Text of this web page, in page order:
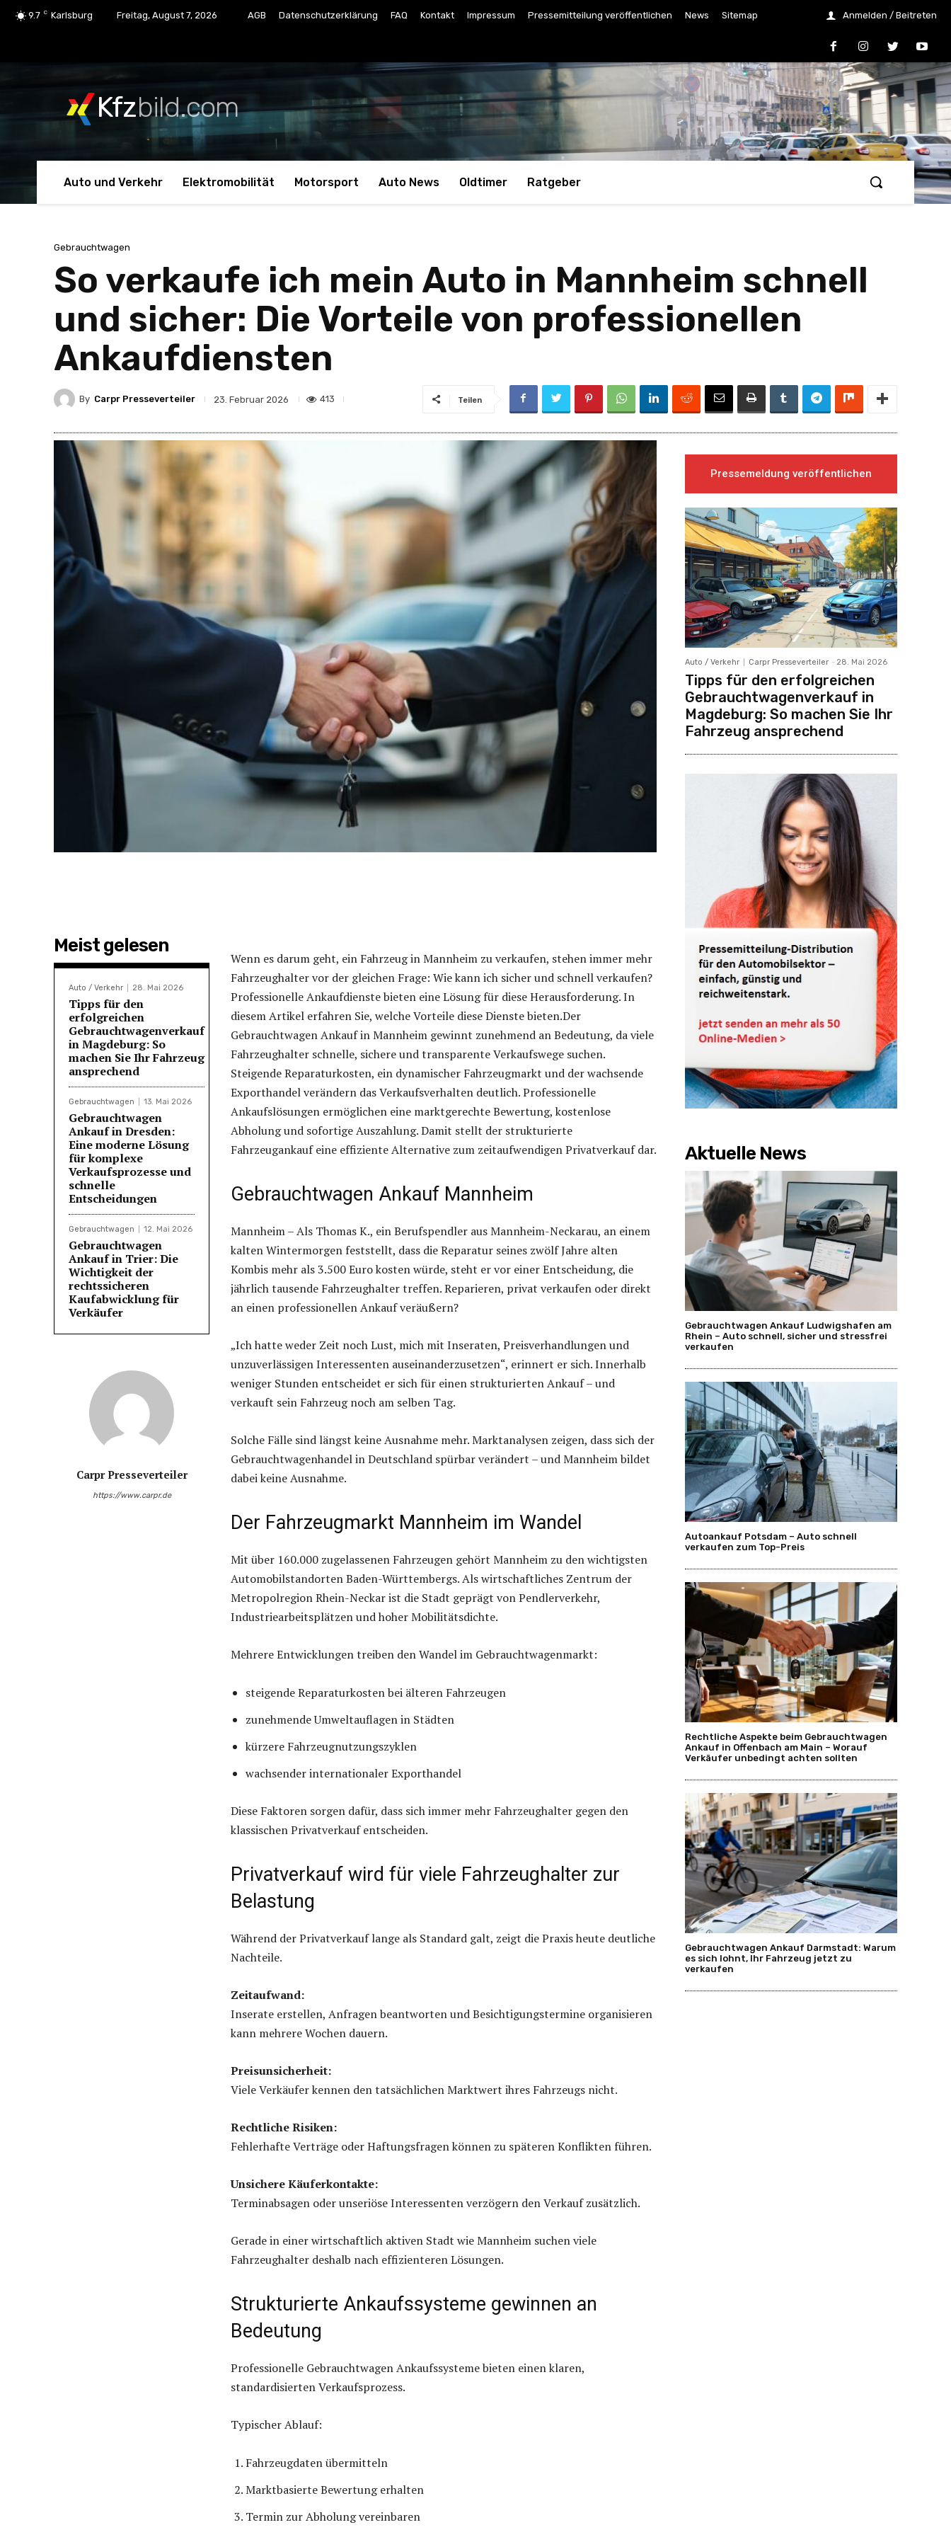
9.7 C Karlsburg Freitag, August 7, 2026 AGB Datenschutzerklärung FAQ Kontakt Impressum Pressemitteilung veröffentlichen News Sitemap Anmelden / Beitreten
Kfzbild.com
Auto und Verkehr Elektromobilität Motorsport Auto News Oldtimer Ratgeber
Gebrauchtwagen
So verkaufe ich mein Auto in Mannheim schnell
und sicher: Die Vorteile von professionellen
Ankaufdiensten
By Carpr Presseverteiler 23. Februar 2026 413 Teilen
Meist gelesen
Auto / Verkehr 28. Mai 2026
Tipps für den
erfolgreichen
Gebrauchtwagenverkauf
in Magdeburg: So
machen Sie Ihr Fahrzeug
ansprechend
Gebrauchtwagen 13. Mai 2026
Gebrauchtwagen
Ankauf in Dresden:
Eine moderne Lösung
für komplexe
Verkaufsprozesse und
schnelle
Entscheidungen
Gebrauchtwagen 12. Mai 2026
Gebrauchtwagen
Ankauf in Trier: Die
Wichtigkeit der
rechtssicheren
Kaufabwicklung für
Verkäufer
Carpr Presseverteiler
https://www.carpr.de
Wenn es darum geht, ein Fahrzeug in Mannheim zu verkaufen, stehen immer mehr
Fahrzeughalter vor der gleichen Frage: Wie kann ich sicher und schnell verkaufen?
Professionelle Ankaufdienste bieten eine Lösung für diese Herausforderung. In
diesem Artikel erfahren Sie, welche Vorteile diese Dienste bieten.Der
Gebrauchtwagen Ankauf in Mannheim gewinnt zunehmend an Bedeutung, da viele
Fahrzeughalter schnelle, sichere und transparente Verkaufswege suchen.
Steigende Reparaturkosten, ein dynamischer Fahrzeugmarkt und der wachsende
Exporthandel verändern das Verkaufsverhalten deutlich. Professionelle
Ankaufslösungen ermöglichen eine marktgerechte Bewertung, kostenlose
Abholung und sofortige Auszahlung. Damit stellt der strukturierte
Fahrzeugankauf eine effiziente Alternative zum zeitaufwendigen Privatverkauf dar.
Gebrauchtwagen Ankauf Mannheim
Mannheim – Als Thomas K., ein Berufspendler aus Mannheim-Neckarau, an einem
kalten Wintermorgen feststellt, dass die Reparatur seines zwölf Jahre alten
Kombis mehr als 3.500 Euro kosten würde, steht er vor einer Entscheidung, die
jährlich tausende Fahrzeughalter treffen. Reparieren, privat verkaufen oder direkt
an einen professionellen Ankauf veräußern?
„Ich hatte weder Zeit noch Lust, mich mit Inseraten, Preisverhandlungen und
unzuverlässigen Interessenten auseinanderzusetzen“, erinnert er sich. Innerhalb
weniger Stunden entscheidet er sich für einen strukturierten Ankauf – und
verkauft sein Fahrzeug noch am selben Tag.
Solche Fälle sind längst keine Ausnahme mehr. Marktanalysen zeigen, dass sich der
Gebrauchtwagenhandel in Deutschland spürbar verändert – und Mannheim bildet
dabei keine Ausnahme.
Der Fahrzeugmarkt Mannheim im Wandel
Mit über 160.000 zugelassenen Fahrzeugen gehört Mannheim zu den wichtigsten
Automobilstandorten Baden-Württembergs. Als wirtschaftliches Zentrum der
Metropolregion Rhein-Neckar ist die Stadt geprägt von Pendlerverkehr,
Industriearbeitsplätzen und hoher Mobilitätsdichte.
Mehrere Entwicklungen treiben den Wandel im Gebrauchtwagenmarkt:
steigende Reparaturkosten bei älteren Fahrzeugen
zunehmende Umweltauflagen in Städten
kürzere Fahrzeugnutzungszyklen
wachsender internationaler Exporthandel
Diese Faktoren sorgen dafür, dass sich immer mehr Fahrzeughalter gegen den
klassischen Privatverkauf entscheiden.
Privatverkauf wird für viele Fahrzeughalter zur
Belastung
Während der Privatverkauf lange als Standard galt, zeigt die Praxis heute deutliche
Nachteile.
Zeitaufwand:
Inserate erstellen, Anfragen beantworten und Besichtigungstermine organisieren
kann mehrere Wochen dauern.
Preisunsicherheit:
Viele Verkäufer kennen den tatsächlichen Marktwert ihres Fahrzeugs nicht.
Rechtliche Risiken:
Fehlerhafte Verträge oder Haftungsfragen können zu späteren Konflikten führen.
Unsichere Käuferkontakte:
Terminabsagen oder unseriöse Interessenten verzögern den Verkauf zusätzlich.
Gerade in einer wirtschaftlich aktiven Stadt wie Mannheim suchen viele
Fahrzeughalter deshalb nach effizienteren Lösungen.
Strukturierte Ankaufssysteme gewinnen an
Bedeutung
Professionelle Gebrauchtwagen Ankaufssysteme bieten einen klaren,
standardisierten Verkaufsprozess.
Typischer Ablauf:
Fahrzeugdaten übermitteln
Marktbasierte Bewertung erhalten
Termin zur Abholung vereinbaren
Pressemeldung veröffentlichen
Auto / Verkehr Carpr Presseverteiler - 28. Mai 2026
Tipps für den erfolgreichen
Gebrauchtwagenverkauf in
Magdeburg: So machen Sie Ihr
Fahrzeug ansprechend
Aktuelle News
Gebrauchtwagen Ankauf Ludwigshafen am
Rhein – Auto schnell, sicher und stressfrei
verkaufen
Autoankauf Potsdam – Auto schnell
verkaufen zum Top-Preis
Rechtliche Aspekte beim Gebrauchtwagen
Ankauf in Offenbach am Main – Worauf
Verkäufer unbedingt achten sollten
Gebrauchtwagen Ankauf Darmstadt: Warum
es sich lohnt, Ihr Fahrzeug jetzt zu
verkaufen